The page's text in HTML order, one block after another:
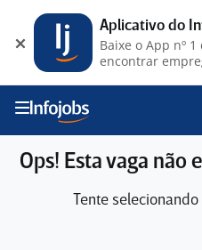
Ops! Esta vaga não
Tente
Aplicativo do
Baixe o App nº
encontrar